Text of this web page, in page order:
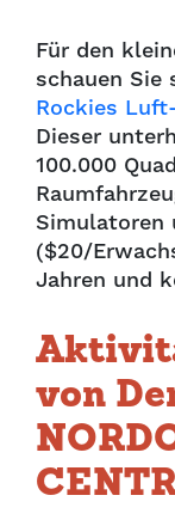
Für den
schauen Sie
Rockies
Dieser
100.000
Simulatoren
($20/
Jahren und
von